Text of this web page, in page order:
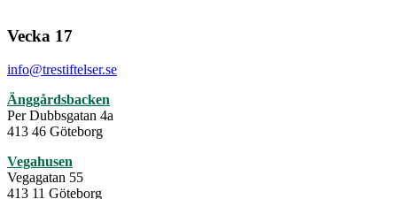
Vecka 17
info@trestiftelser.se
Änggårdsbacken
Per Dubbsgatan 4a
413 46 Göteborg
Vegahusen
Vegagatan 55
413 11 Göteborg